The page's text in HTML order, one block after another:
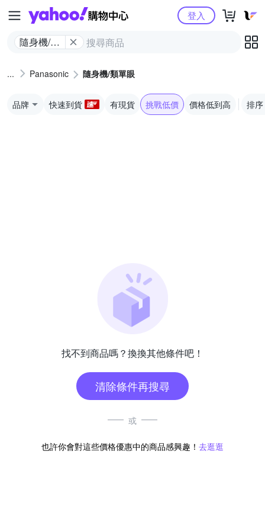
Yahoo購物中心
隨身機/類
登入
Panasonic 隨身機/類單眼
品牌 快速到貨 有現貨 挑戰低價 價格低到高 排序
找不到商品嗎？換換其他條件吧！
清除條件再搜尋
或
也許你會對這些價格優惠中的商品感興趣！ 去逛逛